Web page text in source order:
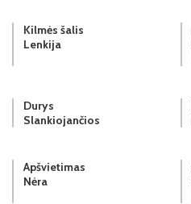
Kilmės šalis
Lenkija
Durys
Slankiojančios
Apšvietimas
Nėra